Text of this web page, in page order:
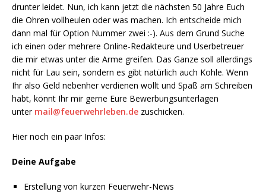
drunter leidet. Nun, ich kann jetzt die nächsten 50 Jahre Euch
die Ohren vollheulen oder was machen. Ich entscheide mich
dann mal für Option Nummer zwei :-). Aus dem Grund Suche
ich einen oder mehrere Online-Redakteure und Userbetreuer
die mir etwas unter die Arme greifen. Das Ganze soll allerdings
nicht für Lau sein, sondern es gibt natürlich auch Kohle. Wenn
Ihr also Geld nebenher verdienen wollt und Spaß am Schreiben
habt, könnt Ihr mir gerne Eure Bewerbungsunterlagen
unter mail@feuerwehrleben.de zuschicken.
Hier noch ein paar Infos:
Deine Aufgabe
Erstellung von kurzen Feuerwehr-News